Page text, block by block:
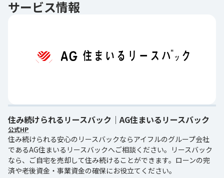
サービス情報
住み続けられるリースバック｜AG住まいるリースバック
公式HP
住み続けられる安心のリースバックならアイフルのグループ会社
であるAG住まいるリースバックへご相談ください。リースバック
なら、ご自宅を売却して住み続けることができます。ローンの完
済や老後資金・事業資金の確保にお役立てください。